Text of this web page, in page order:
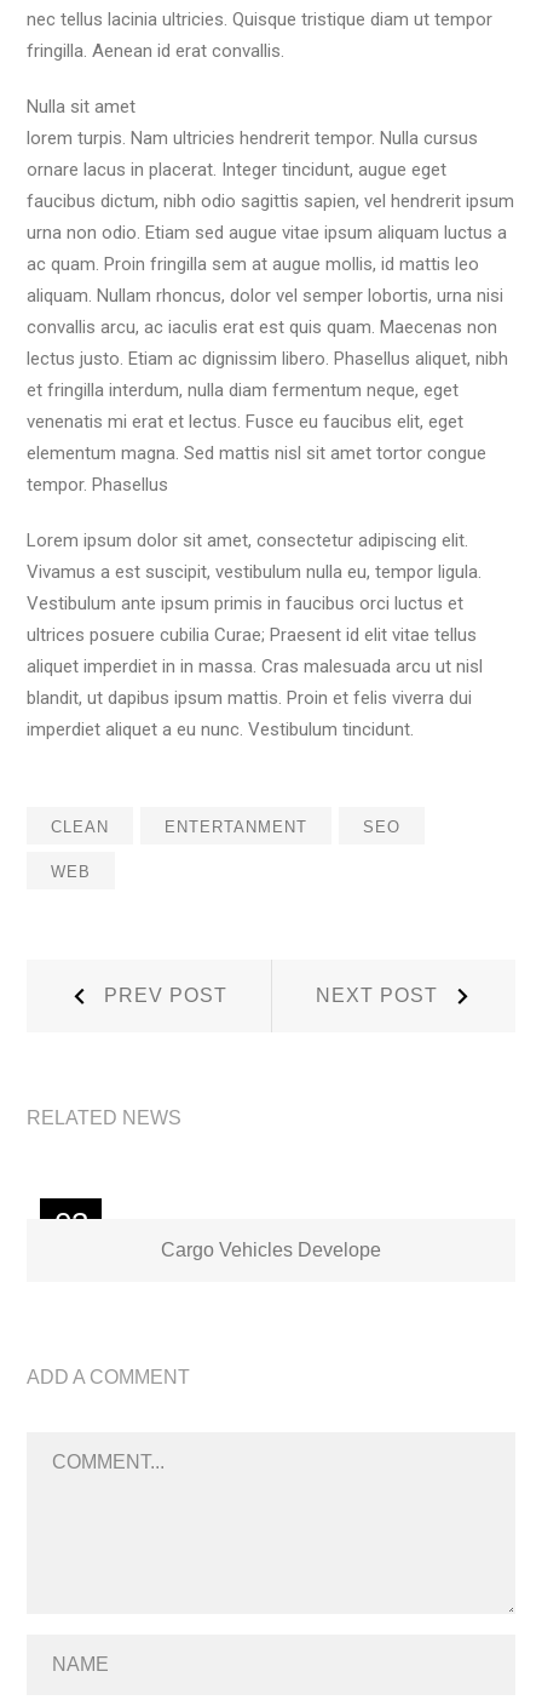
nec tellus lacinia ultricies. Quisque tristique diam ut tempor
fringilla. Aenean id erat convallis.
Nulla sit amet
lorem turpis. Nam ultricies hendrerit tempor. Nulla cursus
ornare lacus in placerat. Integer tincidunt, augue eget
faucibus dictum, nibh odio sagittis sapien, vel hendrerit ipsum
urna non odio. Etiam sed augue vitae ipsum aliquam luctus a
ac quam. Proin fringilla sem at augue mollis, id mattis leo
aliquam. Nullam rhoncus, dolor vel semper lobortis, urna nisi
convallis arcu, ac iaculis erat est quis quam. Maecenas non
lectus justo. Etiam ac dignissim libero. Phasellus aliquet, nibh
et fringilla interdum, nulla diam fermentum neque, eget
venenatis mi erat et lectus. Fusce eu faucibus elit, eget
elementum magna. Sed mattis nisl sit amet tortor congue
tempor. Phasellus
Lorem ipsum dolor sit amet, consectetur adipiscing elit.
Vivamus a est suscipit, vestibulum nulla eu, tempor ligula.
Vestibulum ante ipsum primis in faucibus orci luctus et
ultrices posuere cubilia Curae; Praesent id elit vitae tellus
aliquet imperdiet in in massa. Cras malesuada arcu ut nisl
blandit, ut dapibus ipsum mattis. Proin et felis viverra dui
imperdiet aliquet a eu nunc. Vestibulum tincidunt.
CLEAN ENTERTANMENT SEO
WEB
PostPREV POST NEXT POST
Post:
RELATED NEWS
03
Cargo Vehicles Develope
ADD A COMMENT